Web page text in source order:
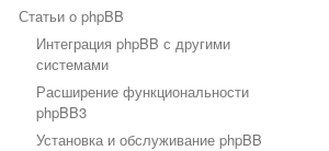
Статьи о phpBB
Интеграция phpBB с другими
системами
Расширение функциональности
phpBB3
Установка и обслуживание phpBB